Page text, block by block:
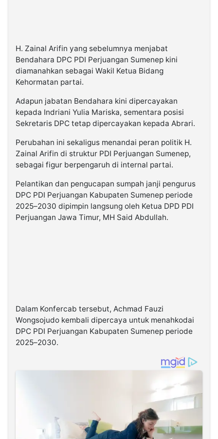
H. Zainal Arifin yang sebelumnya menjabat
Bendahara DPC PDI Perjuangan Sumenep kini
diamanahkan sebagai Wakil Ketua Bidang
Kehormatan partai.
Adapun jabatan Bendahara kini dipercayakan
kepada Indriani Yulia Mariska, sementara posisi
Sekretaris DPC tetap dipercayakan kepada Abrari.
Perubahan ini sekaligus menandai peran politik H.
Zainal Arifin di struktur PDI Perjuangan Sumenep,
sebagai figur berpengaruh di internal partai.
Pelantikan dan pengucapan sumpah janji pengurus
DPC PDI Perjuangan Kabupaten Sumenep periode
2025–2030 dipimpin langsung oleh Ketua DPD PDI
Perjuangan Jawa Timur, MH Said Abdullah.
Dalam Konfercab tersebut, Achmad Fauzi
Wongsojudo kembali dipercaya untuk menahkodai
DPC PDI Perjuangan Kabupaten Sumenep periode
2025–2030.